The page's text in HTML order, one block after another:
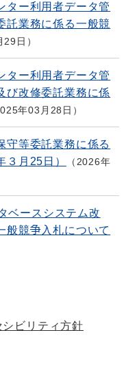
ター利用者データ管
託業務に係る一般競
29日
ター利用者データ管
び改修委託業務に係
年03月28日
守等委託業務に係る
月25日）
2026年
ベースシステム改
般競争入札について
シビリティ方針